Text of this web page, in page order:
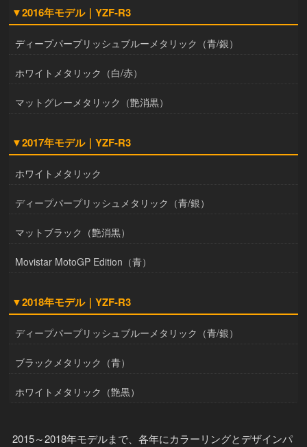
▼2016年モデル｜YZF-R3
ディープパープリッシュブルーメタリック（青/銀）
ホワイトメタリック（白/赤）
マットグレーメタリック（艶消黒）
▼2017年モデル｜YZF-R3
ホワイトメタリック
ディープパープリッシュメタリック（青/銀）
マットブラック（艶消黒）
Movistar MotoGP Edition（青）
▼2018年モデル｜YZF-R3
ディープパープリッシュブルーメタリック（青/銀）
ブラックメタリック（青）
ホワイトメタリック（艶黒）
2015～2018年モデルまで、各年にカラーリングとデザインパ